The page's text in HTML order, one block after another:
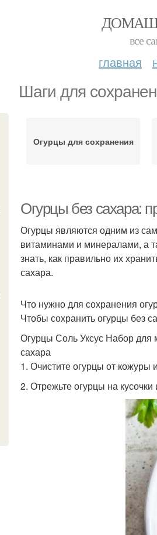
все
главная
Шаги для
Огурцы для сохранения
Огурцы без сахара:
Огурцы являются одним из
витаминами и минералами, а
знать, как правильно их
сахара.
Что нужно для сохранения
Чтобы сохранить огурцы без
Огурцы Соль Уксус Набор для
сахара
1. Очистите огурцы от кожуры
2. Отрежьте огурцы на